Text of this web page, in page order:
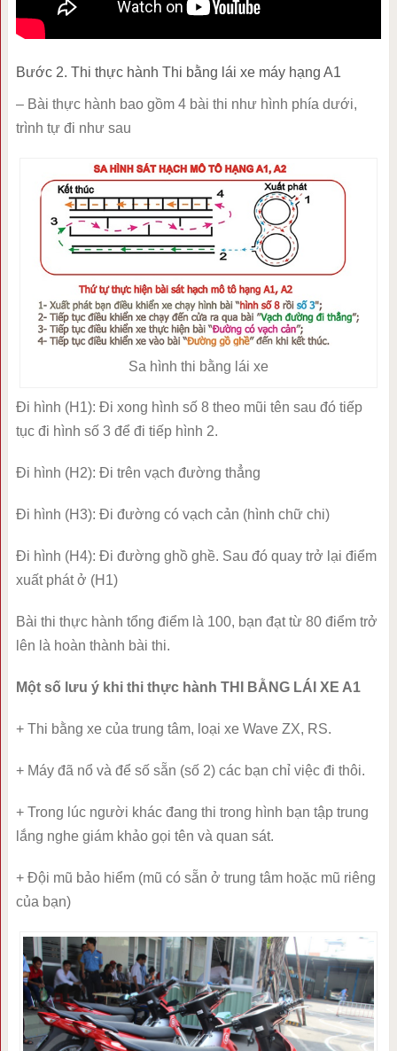
Bước 2. Thi thực hành Thi bằng lái xe máy hạng A1
– Bài thực hành bao gồm 4 bài thi như hình phía dưới,
trình tự đi như sau
Sa hình thi bằng lái xe
Đi hình (H1): Đi xong hình số 8 theo mũi tên sau đó tiếp
tục đi hình số 3 để đi tiếp hình 2.
Đi hình (H2): Đi trên vạch đường thẳng
Đi hình (H3): Đi đường có vạch cản (hình chữ chi)
Đi hình (H4): Đi đường ghồ ghề. Sau đó quay trở lại điểm
xuất phát ở (H1)
Bài thi thực hành tổng điểm là 100, bạn đạt từ 80 điểm trở
lên là hoàn thành bài thi.
Một số lưu ý khi thi thực hành THI BẰNG LÁI XE A1
+ Thi bằng xe của trung tâm, loại xe Wave ZX, RS.
+ Máy đã nổ và để số sẵn (số 2) các bạn chỉ việc đi thôi.
+ Trong lúc người khác đang thi trong hình bạn tập trung
lắng nghe giám khảo gọi tên và quan sát.
+ Đội mũ bảo hiểm (mũ có sẵn ở trung tâm hoặc mũ riêng
của bạn)